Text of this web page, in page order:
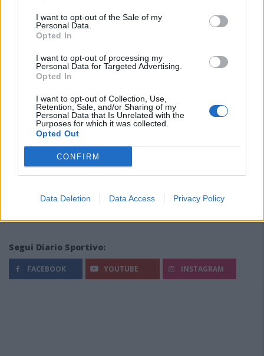
I want to opt-out of the Sale of my
Personal Data.
Opted In
I want to opt-out of processing my
Personal Data for Targeted Advertising.
Opted In
I want to opt-out of Collection, Use,
Retention, Sale, and/or Sharing of my
Personal Data that Is Unrelated with the
Purposes for which it was collected.
Opted Out
CONFIRM
Data Deletion Data Access Privacy Policy
5 Ago 2026
Segui Diario Sportivo:
FACEBOOK YOUTUBE INSTAGRAM